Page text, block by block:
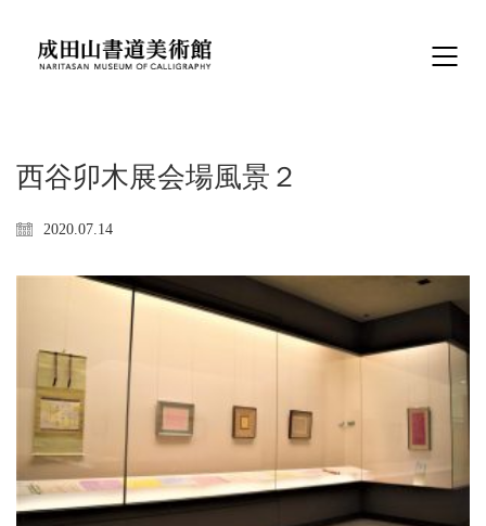
西谷卯木展会場風景２
2020.07.14